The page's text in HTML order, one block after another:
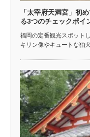
「太宰府天満宮」初
る3つのチェックポイ
福岡の定番観光スポット
キリン像やキュートな狛